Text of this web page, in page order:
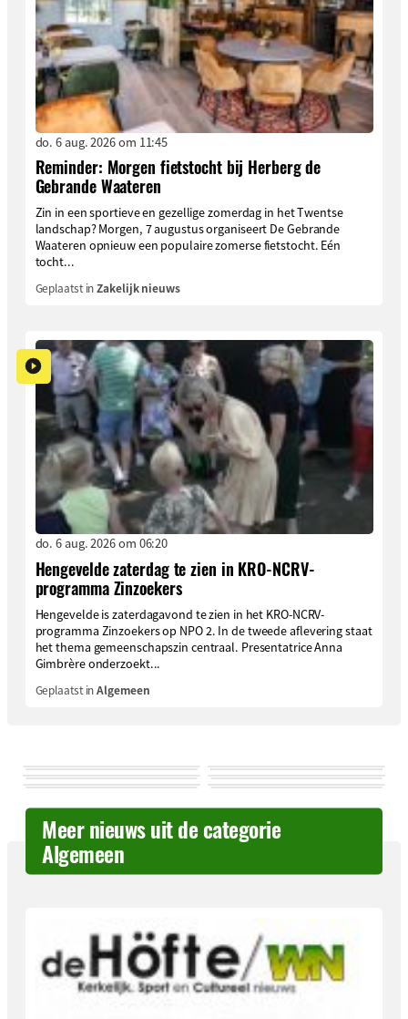
do. 6 aug. 2026 om 11:45
Reminder: Morgen fietstocht bij Herberg de
Gebrande Waateren
Zin in een sportieve en gezellige zomerdag in het Twentse
landschap? Morgen, 7 augustus organiseert De Gebrande
Waateren opnieuw een populaire zomerse fietstocht. Eén
tocht...
Geplaatst inZakelijk nieuws
do. 6 aug. 2026 om 06:20
Hengevelde zaterdag te zien in KRO-NCRV-
programma Zinzoekers
Hengevelde is zaterdagavond te zien in het KRO-NCRV-
programma Zinzoekers op NPO 2. In de tweede aflevering staat
het thema gemeenschapszin centraal. Presentatrice Anna
Gimbrère onderzoekt...
Geplaatst inAlgemeen
Meer nieuws uit de categorie
Algemeen